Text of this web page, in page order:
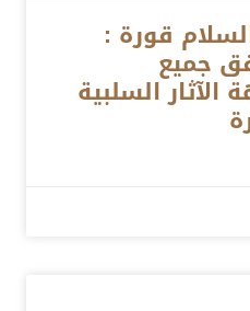
قورة :
جميع
السلبية